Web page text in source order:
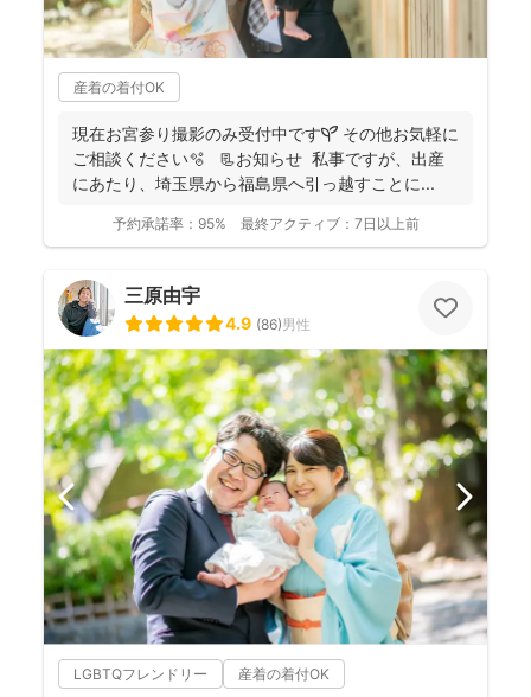
産着の着付OK
現在お宮参り撮影のみ受付中です🌱 その他お気軽に
ご相談ください🫧 📃お知らせ 私事ですが、出産
にあたり、埼玉県から福島県へ引っ越すことに...
予約承諾率： 95% 最終アクティブ： 7日以上前
三原由宇
4.9 (86)男性
LGBTQフレンドリー 産着の着付OK